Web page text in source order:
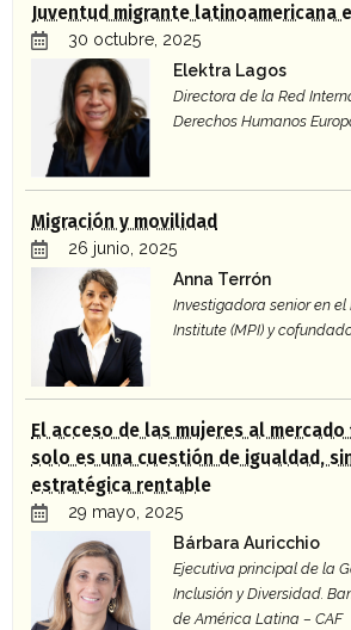
Juventud migrante latinoamericana
30 octubre, 2025
Elektra Lagos
Directora de la Red
Derechos Humanos
Migración y movilidad
26 junio, 2025
Anna Terrón
Investigadora senior en
Institute (MPI) y
El acceso de las mujeres al
solo es una cuestión de igualdad,
estratégica rentable
29 mayo, 2025
Bárbara Auricchio
Ejecutiva principal de la
Inclusión y Diversidad.
de América Latina – CAF